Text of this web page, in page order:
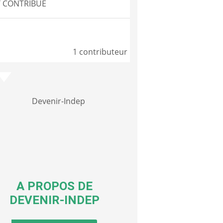
1 contributeur
A PROPOS DE
DEVENIR-INDEP